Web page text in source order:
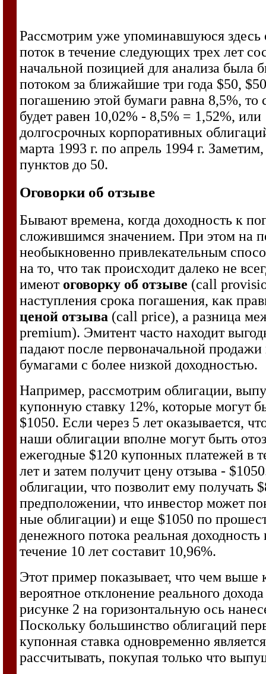
Рассмотрим уже упоминавшуюся
поток в течение следующих трех лет
начальной позицией для анализа была
потоком за ближайшие три года $50,
погашению этой бумаги равна 8,5%, то
будет равен 10,02% - 8,5% = 1,52%,
долгосрочных корпоративных
марта 1993 г. по апрель 1994 г.
пунктов до 50.
Оговорки об отзыве
Бывают времена, когда доходность к
сложившимся значением. При этом на
необыкновенно привлекательным
на то, что так происходит далеко не
имеютоговорку об отзыве (call
наступления срока погашения, как
ценой отзыва (call price), а разница
premium). Эмитент часто находит
падают после первоначальной
бумагами с более низкой доходностью.
Например, рассмотрим облигации,
купонную ставку 12%, которые могут
$1050. Если через 5 лет оказывается,
наши облигации вполне могут быть
ежегодные $120 купонных платежей в
лет и затем получит цену отзыва -
облигации, что позволит ему получать
предположении, что инвестор может
ные облигации) и еще $1050 по
денежного потока реальная
течение 10 лет составит 10,96%.
Этот пример показывает, что чем
вероятное отклонение реального
рисунке 2 на горизонтальную ось
Поскольку большинство облигаций
купонная ставка одновременно
рассчитывать, покупая только что